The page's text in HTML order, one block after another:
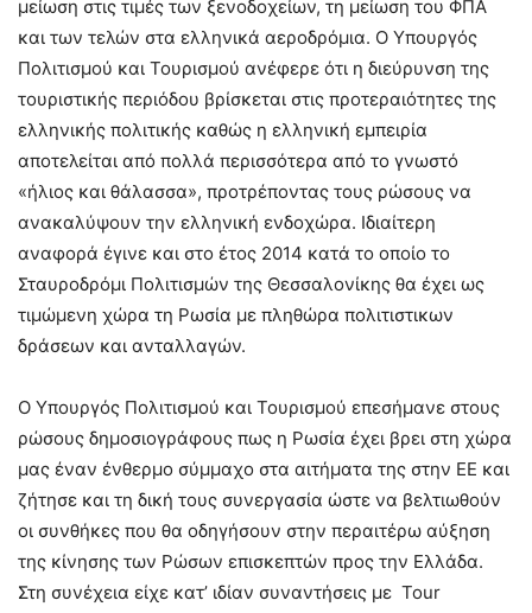
μείωση στις τιμές των ξενοδοχείων, τη μείωση του ΦΠΑ
και των τελών στα ελληνικά αεροδρόμια. Ο Υπουργός
Πολιτισμού και Τουρισμού ανέφερε ότι η διεύρυνση της
τουριστικής περιόδου βρίσκεται στις προτεραιότητες της
ελληνικής πολιτικής καθώς η ελληνική εμπειρία
αποτελείται από πολλά περισσότερα από το γνωστό
«ήλιος και θάλασσα», προτρέποντας τους ρώσους να
ανακαλύψουν την ελληνική ενδοχώρα. Ιδιαίτερη
αναφορά έγινε και στο έτος 2014 κατά το οποίο το
Σταυροδρόμι Πολιτισμών της Θεσσαλονίκης θα έχει ως
τιμώμενη χώρα τη Ρωσία με πληθώρα πολιτιστικων
δράσεων και ανταλλαγών.
Ο Υπουργός Πολιτισμού και Τουρισμού επεσήμανε στους
ρώσους δημοσιογράφους πως η Ρωσία έχει βρει στη χώρα
μας έναν ένθερμο σύμμαχο στα αιτήματα της στην ΕΕ και
ζήτησε και τη δική τους συνεργασία ώστε να βελτιωθούν
οι συνθήκες που θα οδηγήσουν στην περαιτέρω αύξηση
της κίνησης των Ρώσων επισκεπτών προς την Ελλάδα.
Στη συνέχεια είχε κατ’ ιδίαν συναντήσεις με Tour